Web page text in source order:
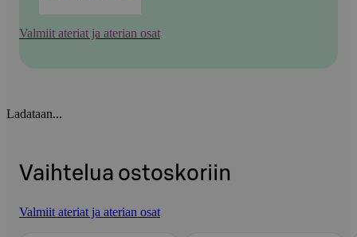
Valmiit ateriat ja aterian osat
Ladataan...
Vaihtelua ostoskoriin
Valmiit ateriat ja aterian osat